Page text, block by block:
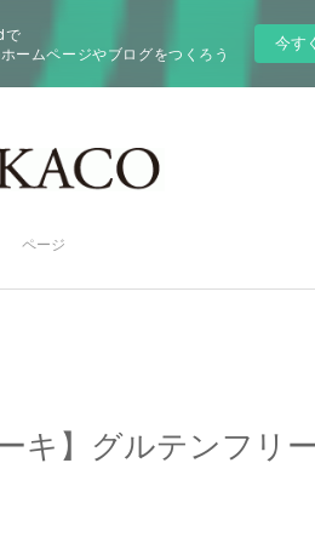
で
ームページやブログをつくろう
今す
ページ
キ】グルテンフリ